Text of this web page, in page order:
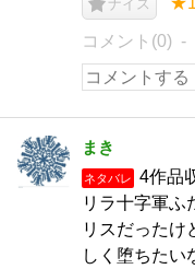
ナイス
コメント(0)
まき
ネタバレ
4作品
リラ十字軍ふ
リスだったけ
しく堕ちたい